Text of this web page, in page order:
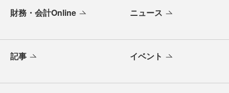
財務・会計Online ニュース
記事 イベント